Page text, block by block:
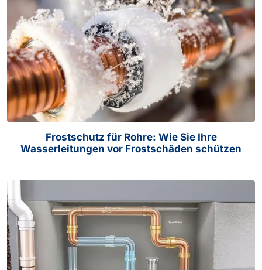
Frostschutz für Rohre: Wie Sie Ihre
Wasserleitungen vor Frostschäden schützen